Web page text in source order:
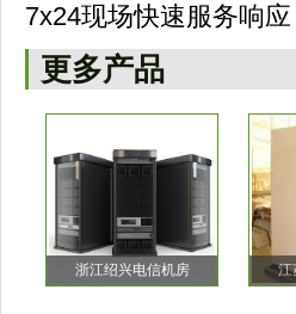
7x24现场快速服务响
更多产品
浙江绍兴电信机房 江